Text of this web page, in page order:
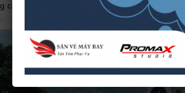
cảnh nơi đây hài hòa đầy sức sống, mang lại